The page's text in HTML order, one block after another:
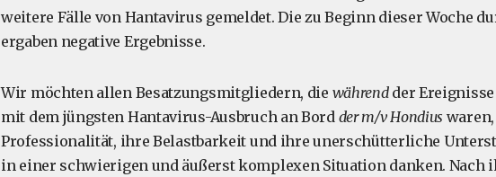
weitere Fälle von Hantavirus gemeldet. Die zu Beginn dieser Woche
ergaben negative Ergebnisse.
Wir möchten allen Besatzungsmitgliedern, die während der
mit dem jüngsten Hantavirus-Ausbruch an Bord der m/v Hondius
Professionalität, ihre Belastbarkeit und ihre unerschütterliche
in einer schwierigen und äußerst komplexen Situation danken. Nach